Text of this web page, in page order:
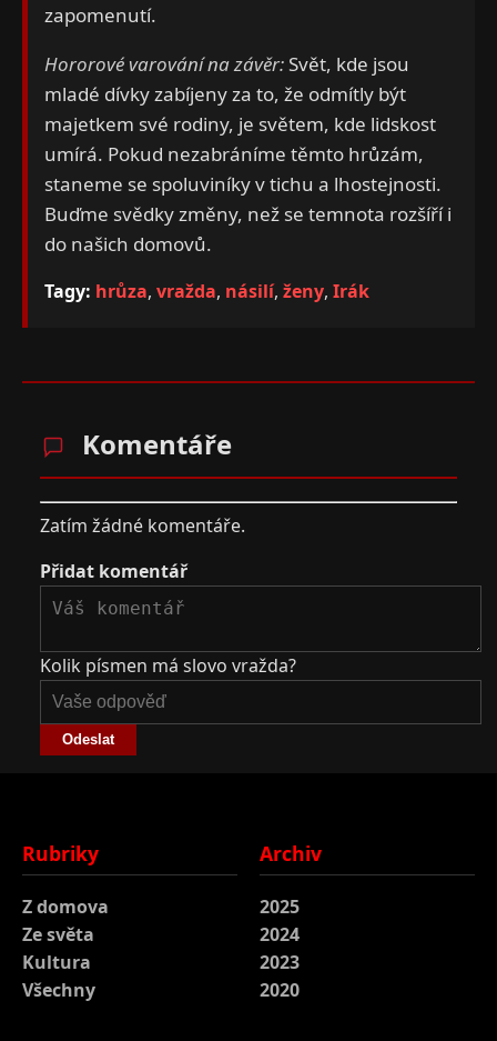
zapomenutí.
Hororové varování na závěr: Svět, kde jsou
mladé dívky zabíjeny za to, že odmítly být
majetkem své rodiny, je světem, kde lidskost
umírá. Pokud nezabráníme těmto hrůzám,
staneme se spoluviníky v tichu a lhostejnosti.
Buďme svědky změny, než se temnota rozšíří i
do našich domovů.
Tagy: hrůza, vražda, násilí, ženy, Irák
Komentáře
Zatím žádné komentáře.
Přidat komentář
Kolik písmen má slovo vražda?
Odeslat
Rubriky
Z domova
Ze světa
Kultura
Všechny
Archiv
2025
2024
2023
2020